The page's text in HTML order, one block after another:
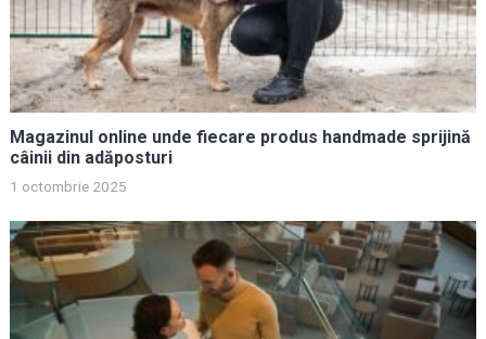
Magazinul online unde fiecare produs handmade sprijină
câinii din adăposturi
1 octombrie 2025